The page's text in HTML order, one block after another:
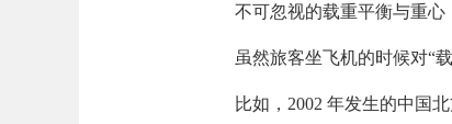
不可忽视的载重平衡与重心
虽然旅客坐飞机的时候对“
比如，2002 年发生的中国